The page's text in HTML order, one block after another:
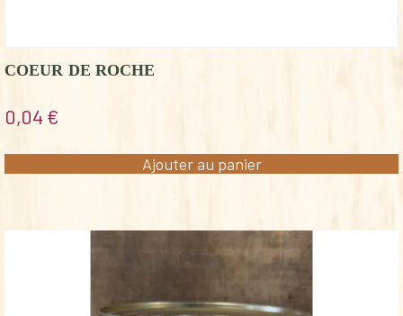
COEUR DE ROCHE
0,04 €
Ajouter au panier